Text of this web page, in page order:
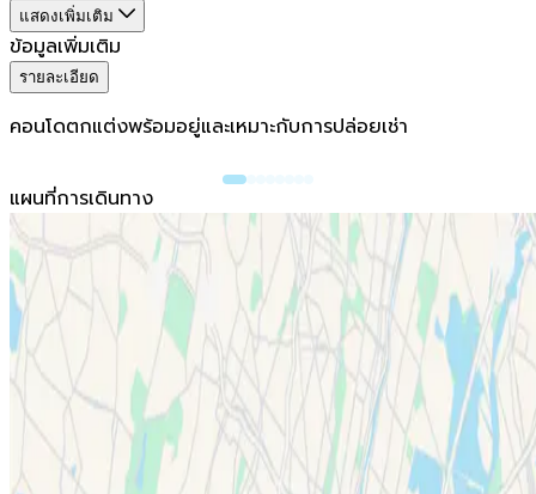
แสดงเพิ่มเติม
ข้อมูลเพิ่มเติม
รายละเอียด
คอนโดตกแต่งพร้อมอยู่และเหมาะกับการปล่อยเช่า
แผนที่การเดินทาง